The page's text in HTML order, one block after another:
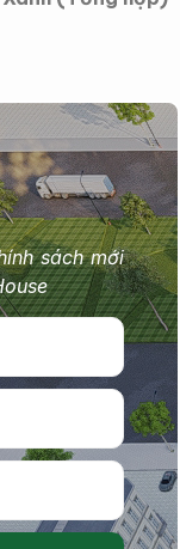
sách mới